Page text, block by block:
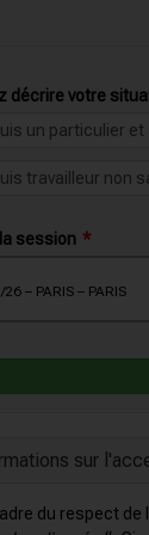
décrire votre
session
le 03/12/26 – PARIS – PARIS
sur
du respect de